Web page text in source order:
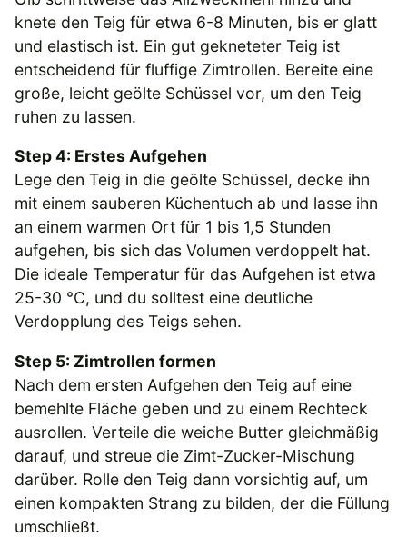
knete den Teig für etwa 6-8 Minuten, bis er glatt
und elastisch ist. Ein gut gekneteter Teig ist
entscheidend für fluffige Zimtrollen. Bereite eine
große, leicht geölte Schüssel vor, um den Teig
ruhen zu lassen.
Step 4: Erstes Aufgehen
Lege den Teig in die geölte Schüssel, decke ihn
mit einem sauberen Küchentuch ab und lasse ihn
an einem warmen Ort für 1 bis 1,5 Stunden
aufgehen, bis sich das Volumen verdoppelt hat.
Die ideale Temperatur für das Aufgehen ist etwa
25-30 °C, und du solltest eine deutliche
Verdopplung des Teigs sehen.
Step 5: Zimtrollen formen
Nach dem ersten Aufgehen den Teig auf eine
bemehlte Fläche geben und zu einem Rechteck
ausrollen. Verteile die weiche Butter gleichmäßig
darauf, und streue die Zimt-Zucker-Mischung
darüber. Rolle den Teig dann vorsichtig auf, um
einen kompakten Strang zu bilden, der die Füllung
umschließt.